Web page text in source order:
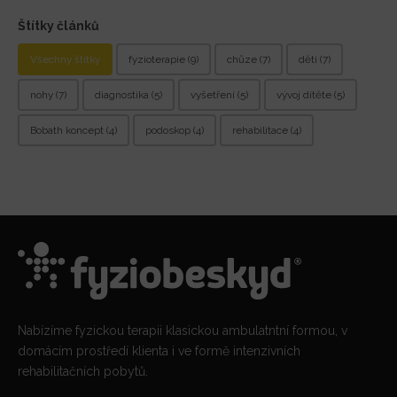
Štítky článků
Štítky článků
Všechny štítky fyzioterapie (9) chůze (7) děti (7)
nohy (7) diagnostika (5) vyšetření (5) vývoj dítěte (5)
Bobath koncept (4) podoskop (4) rehabilitace (4)
Nabízíme fyzickou terapii klasickou ambulatntní formou, v
domácím prostředí klienta i ve formě intenzivních
rehabilitačních pobytů.